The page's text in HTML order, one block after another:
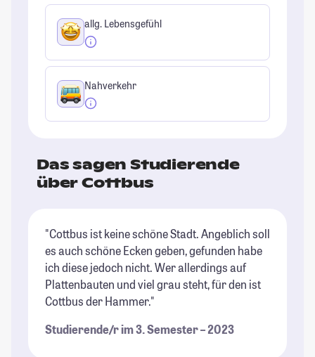
allg. Lebensgefühl
Nahverkehr
Das sagen Studierende
über Cottbus
"Cottbus ist keine schöne Stadt. Angeblich soll
es auch schöne Ecken geben, gefunden habe
ich diese jedoch nicht. Wer allerdings auf
Plattenbauten und viel grau steht, für den ist
Cottbus der Hammer."
Studierende/r im 3. Semester – 2023